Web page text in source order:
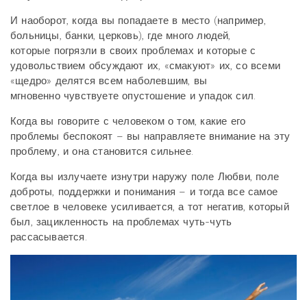
И наоборот, когда вы попадаете в место (например,
больницы, банки, церковь), где много людей,
которые погрязли в своих проблемах и которые с
удовольствием обсуждают их, «смакуют» их, со всеми
«щедро» делятся всем наболевшим, вы
мгновенно чувствуете опустошение и упадок сил.
Когда вы говорите с человеком о том, какие его
проблемы беспокоят – вы направляете внимание на эту
проблему, и она становится сильнее.
Когда вы излучаете изнутри наружу поле Любви, поле
доброты, поддержки и понимания – и тогда все самое
светлое в человеке усиливается, а тот негатив, который
был, зацикленность на проблемах чуть-чуть
рассасывается.